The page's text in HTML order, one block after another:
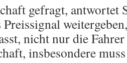
gefragt, antwortet
nicht nur die
insbesondere